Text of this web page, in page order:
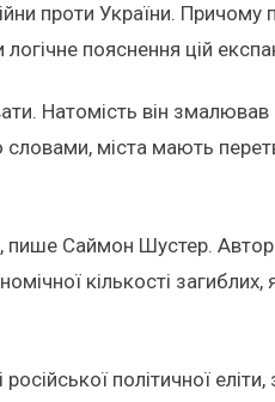
проти України. Причому
пояснення цій
Натомість він змалював
міста мають
пише Саймон Шустер.
кількості
політичної еліти,